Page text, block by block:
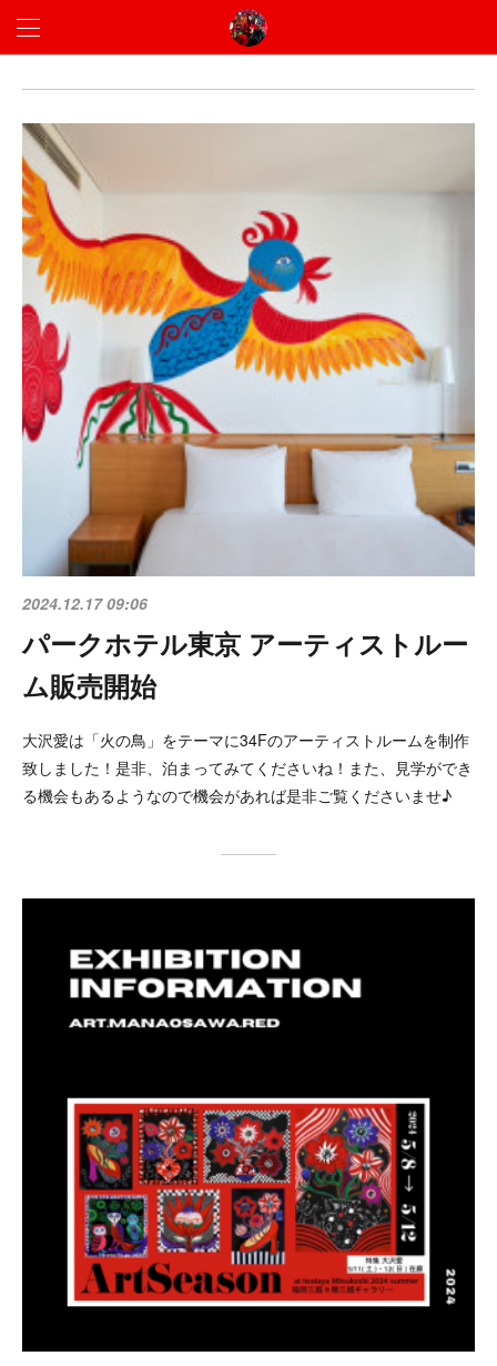
2024.12.17 09:06
パークホテル東京 アーティストルー
ム販売開始
大沢愛は「火の鳥」をテーマに34Fのアーティストルームを制作
致しました！是非、泊まってみてくださいね！また、見学ができ
る機会もあるようなので機会があれば是非ご覧くださいませ♪